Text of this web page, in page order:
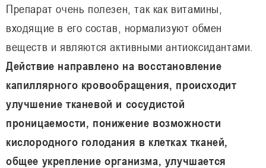
Препарат очень полезен, так как витамины,
входящие в его состав, нормализуют обмен
веществ и являются активными антиоксидантами.
Действие направлено на восстановление
капиллярного кровообращения, происходит
улучшение тканевой и сосудистой
проницаемости, понижение возможности
кислородного голодания в клетках тканей,
общее укрепление организма, улучшается